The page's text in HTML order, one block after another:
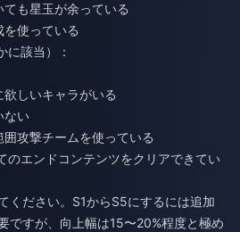
も星玉が余っている
使っている
に該当）：
しいキャラがいる
ない
攻撃チームを使っている
のエンドコンテンツをクリアできてい
ください。S1からS5にするには追加
ですが、向上幅は15〜20%程度と極め